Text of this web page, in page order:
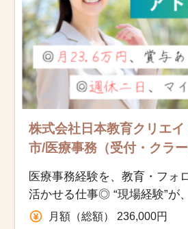
株式会社日本教育クリエ
市/医療事務（受付・クラ
医療事務経験を、教育・フォ
活かせる仕事◎ “現場経験”が
る力になります。
月額（総額） 236,000円